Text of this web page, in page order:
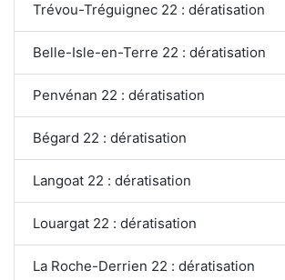
Trévou-Tréguignec 22 : dératisation
Belle-Isle-en-Terre 22 : dératisation
Penvénan 22 : dératisation
Bégard 22 : dératisation
Langoat 22 : dératisation
Louargat 22 : dératisation
La Roche-Derrien 22 : dératisation